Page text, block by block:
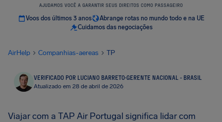
AJUDAMOS VOCÊ A GARANTIR SEUS DIREITOS COMO PASSAGEIRO
Voos dos últimos 3 anos
Abrange rotas no mundo todo e na UE
Cuidamos das negociações
AirHelp Companhias-aereas TP
VERIFICADO POR LUCIANO BARRETO·GERENTE NACIONAL - BRASIL
Atualizado em 28 de abril de 2026
Viajar com a TAP Air Portugal significa lidar com